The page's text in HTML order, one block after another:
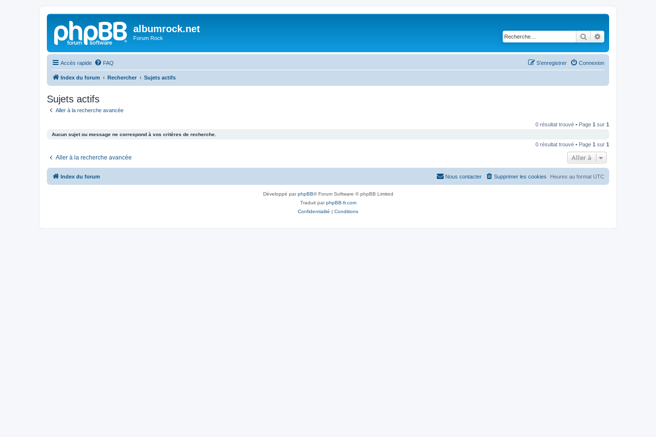
albumrock.net
Forum Rock Rechercher
Accès rapide FAQ Connexion
S’enregistrer
Index du forum Rechercher Sujets actifs
Sujets actifs
Aller à la recherche avancée
0 résultat trouvé • Page 1 sur 1
Aucun sujet ou message ne correspond à vos critères de recherche.
0 résultat trouvé • Page 1 sur 1
Aller à la recherche avancée Aller à
Index du forum Heures au format UTC
Supprimer les cookies
Nous contacter
Développé parphpBB® Forum Software © phpBB Limited
Traduit parphpBB-fr.com
Confidentialité | Conditions